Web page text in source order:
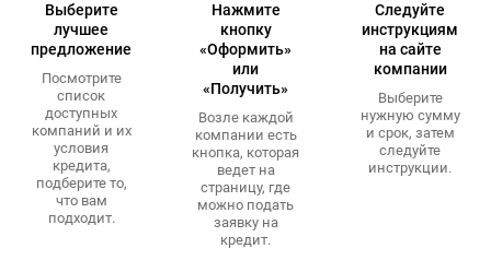
Выберите
лучшее
предложение
Посмотрите
список
доступных
компаний и их
условия
кредита,
подберите то,
что вам
подходит.
Нажмите
кнопку
«Оформить»
или
«Получить»
Возле каждой
компании есть
кнопка, которая
ведет на
страницу, где
можно подать
заявку на
кредит.
Следуйте
инструкциям
на сайте
компании
Выберите
нужную сумму
и срок, затем
следуйте
инструкции.